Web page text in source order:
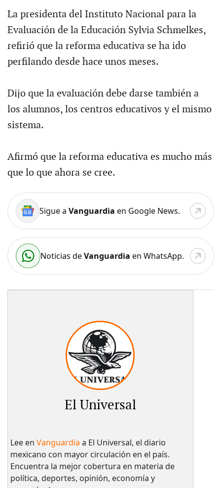
La presidenta del Instituto Nacional para la
Evaluación de la Educación Sylvia Schmelkes,
refirió que la reforma educativa se ha ido
perfilando desde hace unos meses.
Dijo que la evaluación debe darse también a
los alumnos, los centros educativos y el mismo
sistema.
Afirmó que la reforma educativa es mucho más
que lo que ahora se cree.
Sigue a Vanguardia en Google News.
Noticias deVanguardia en WhatsApp.
El Universal
Lee en Vanguardia a El Universal, el diario
mexicano con mayor circulación en el país.​
Encuentra la mejor cobertura en materia de
política, deportes, opinión, economía y